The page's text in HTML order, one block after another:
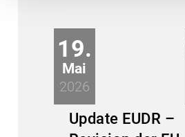
19.
Mai
2026
Update EUDR –